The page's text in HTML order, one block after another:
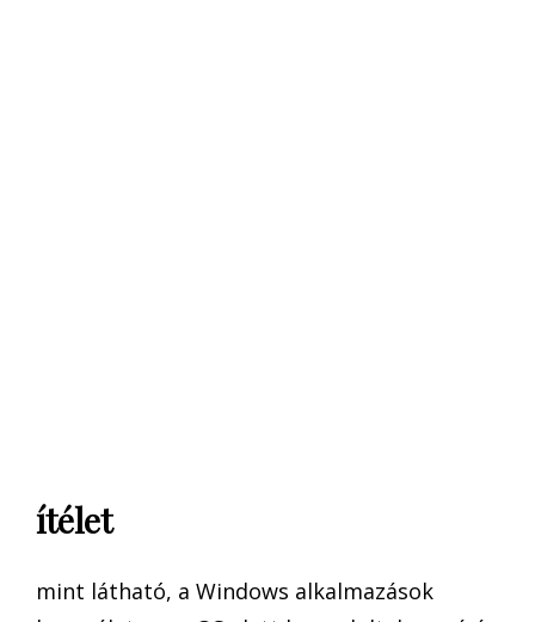
ítélet
mint látható, a Windows alkalmazások